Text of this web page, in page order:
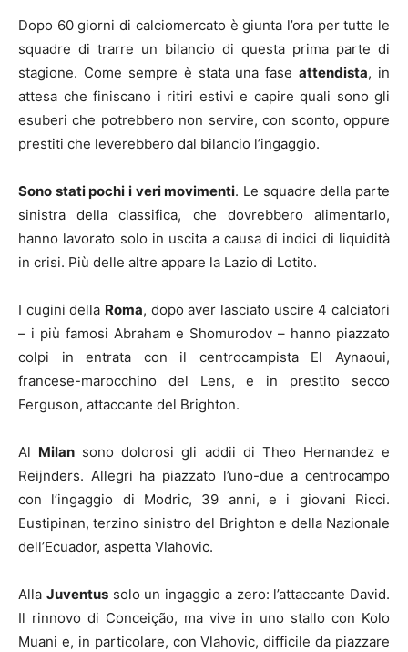
Dopo 60 giorni di calciomercato è giunta l’ora per tutte le
squadre di trarre un bilancio di questa prima parte di
stagione. Come sempre è stata una faseattendista, in
attesa che finiscano i ritiri estivi e capire quali sono gli
esuberi che potrebbero non servire, con sconto, oppure
prestiti che leverebbero dal bilancio l’ingaggio.
Sono stati pochi i veri movimenti. Le squadre della parte
sinistra della classifica, che dovrebbero alimentarlo,
hanno lavorato solo in uscita a causa di indici di liquidità
in crisi. Più delle altre appare la Lazio di Lotito.
I cugini della Roma, dopo aver lasciato uscire 4 calciatori
– i più famosi Abraham e Shomurodov – hanno piazzato
colpi in entrata con il centrocampista El Aynaoui,
francese-marocchino del Lens, e in prestito secco
Ferguson, attaccante del Brighton.
Al Milan sono dolorosi gli addii di Theo Hernandez e
Reijnders. Allegri ha piazzato l’uno-due a centrocampo
con l’ingaggio di Modric, 39 anni, e i giovani Ricci.
Eustipinan, terzino sinistro del Brighton e della Nazionale
dell’Ecuador, aspetta Vlahovic.
Alla Juventussolo un ingaggio a zero: l’attaccante David.
Il rinnovo di Conceição, ma vive in uno stallo con Kolo
Muani e, in particolare, con Vlahovic, difficile da piazzare